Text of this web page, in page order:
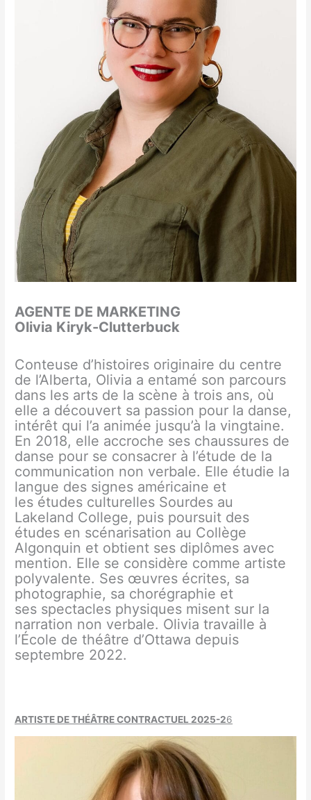
AGENTE DE MARKETING
Olivia Kiryk-Clutterbuck
Conteuse d’histoires originaire du centre
de l’Alberta, Olivia a entamé son parcours
dans les arts de la scène à trois ans, où
elle a découvert sa passion pour la danse,
intérêt qui l’a animée jusqu’à la vingtaine.
En 2018, elle accroche ses chaussures de
danse pour se consacrer à l’étude de la
communication non verbale. Elle étudie la
langue des signes américaine et
les études culturelles Sourdes au
Lakeland College, puis poursuit des
études en scénarisation au Collège
Algonquin et obtient ses diplômes avec
mention. Elle se considère comme artiste
polyvalente. Ses œuvres écrites, sa
photographie, sa chorégraphie et
ses spectacles physiques misent sur la
narration non verbale. Olivia travaille à
l’École de théâtre d’Ottawa depuis
septembre 2022.
ARTISTE DE THÉÂTRE CONTRACTUEL 2025-26